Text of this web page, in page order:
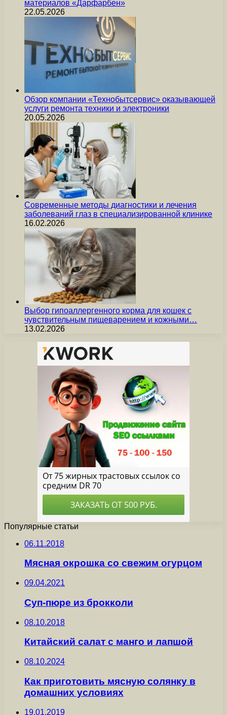
материалов «Дарфарбен»
22.05.2026
Обзор компании «Технобытсервис» оказывающей
услуги ремонта техники и электроники
20.05.2026
Современные методы диагностики и лечения
заболеваний глаз в специализированной клинике
16.02.2026
Выбор гипоаллергенного корма для кошек с
чувствительным пищеварением и кожными…
13.02.2026
Популярные статьи
06.11.2018
Мясная окрошка со свежим огурцом
09.04.2021
Суп-пюре из брокколи
08.10.2018
Китайский салат с манго и лапшой
08.10.2024
Как приготовить мясную солянку в
домашних условиях
19.01.2019